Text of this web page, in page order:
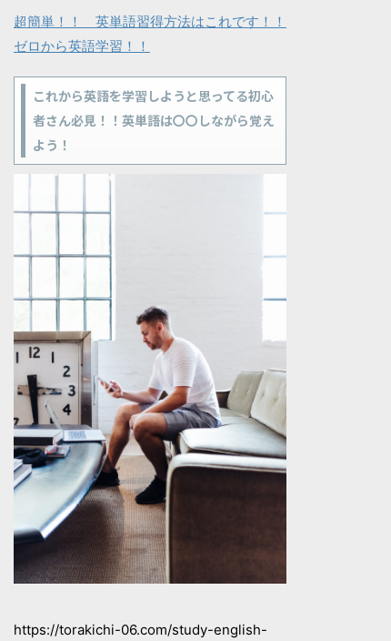
超簡単！！ 英単語習得方法はこれです！！
ゼロから英語学習！！
これから英語を学習しようと思ってる初心
者さん必見！！英単語は〇〇しながら覚え
よう！
https://torakichi-06.com/study-english-